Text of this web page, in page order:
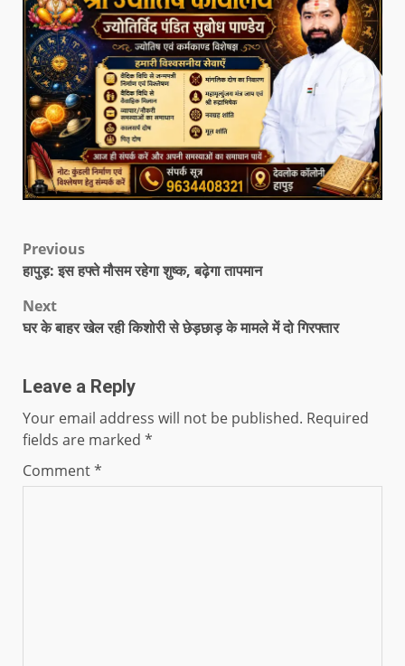
Previous
हापुड़: इस हफ्ते मौसम रहेगा शुष्क, बढ़ेगा तापमान
Next
घर के बाहर खेल रही किशोरी से छेड़छाड़ के मामले में दो गिरफ्तार
Leave a Reply
Your email address will not be published. Required
fields are marked *
Comment*